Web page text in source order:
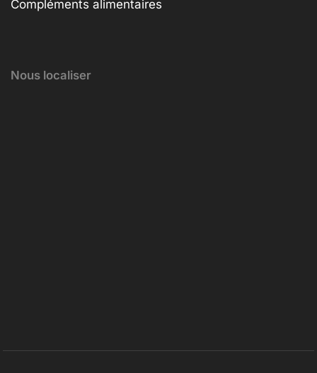
Compléments alimentaires
Nous localiser